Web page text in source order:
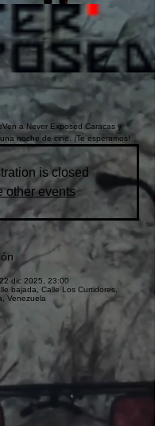
Ven a Never Exposed Caracas y
noche de cine. ¡Te esperamos!
is closed
other events
dic 2025, 23:00
bajada, Calle Los Curtidores,
Venezuela